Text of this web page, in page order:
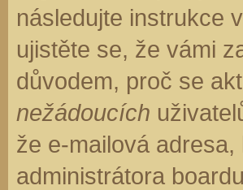
následujte instrukce
ujistěte se, že vámi
důvodem, proč se
nežádoucích
že e-mailová
administrátora